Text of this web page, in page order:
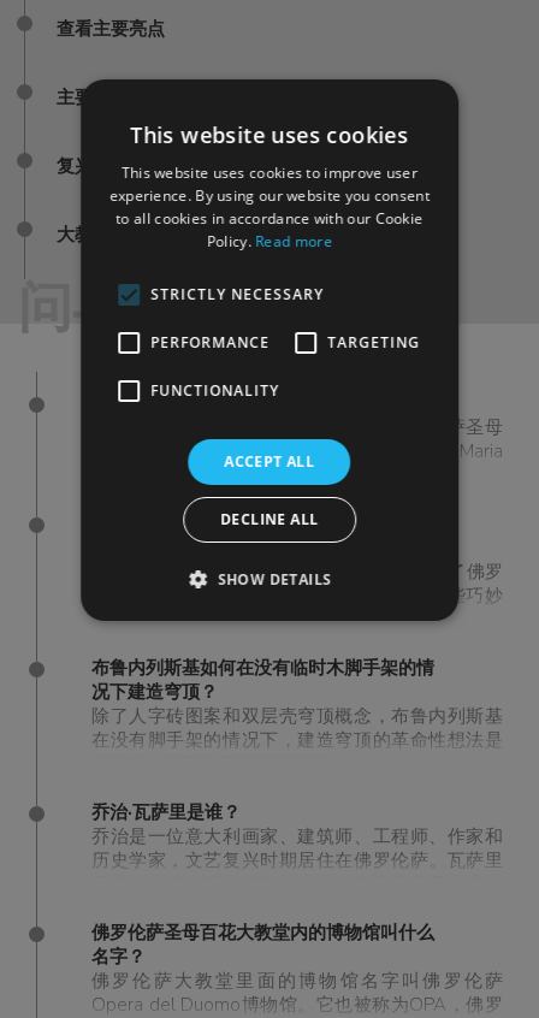
查看主要亮点
主要房间和著名的艺术品
复兴艺术与建筑
大教堂露台
问与答
佛罗伦萨的大教堂叫什么？
佛罗伦萨著名的大教堂有很多名字：佛罗伦萨圣母
百花大教堂，正式名称为Cattedrale di Santa Maria
del Fiore或Cathedral of Saint Mary of the
Flower，也叫：佛罗伦萨百花大教堂（Duomo di
Firenze）或简称百花大教堂。
是谁设计了佛罗伦萨圣母百花大教堂的自立
佛罗伦萨大师金匠菲利波·布鲁内列斯基设计了佛罗
伦萨圣母百花大教堂的自立圆顶，使用了一些巧妙
的建筑和结构解决方案，这在当时是不可取的。
布鲁内列斯基如何在没有临时木脚手架的情
况下建造穹顶？
除了人字砖图案和双层壳穹顶概念，布鲁内列斯基
在没有脚手架的情况下，建造穹顶的革命性想法是
乔治·瓦萨里是谁？
乔治是一位意大利画家、建筑师、工程师、作家和
历史学家，文艺复兴时期居住在佛罗伦萨。瓦萨里
廊。除了对新圣母玛利亚教堂和圣克罗切教堂等中
世纪教堂的其他贡献和翻修外，瓦萨里也是一个成
就斐然的画家，他最著名的作品是《最后的审
判》，这幅壁画现存于佛罗伦萨圣母百花大教堂布
佛罗伦萨圣母百花大教堂内的博物馆叫什么
名字？
佛罗伦萨大教堂里面的博物馆名字叫佛罗伦萨
Opera del Duomo博物馆。它也被称为OPA，佛罗
This website uses cookies
This website uses cookies to improve user
experience. By using our website you consent
to all cookies in accordance with our Cookie
Policy. Read more
STRICTLY NECESSARY
PERFORMANCE TARGETING
FUNCTIONALITY
ACCEPT ALL
DECLINE ALL
SHOW DETAILS